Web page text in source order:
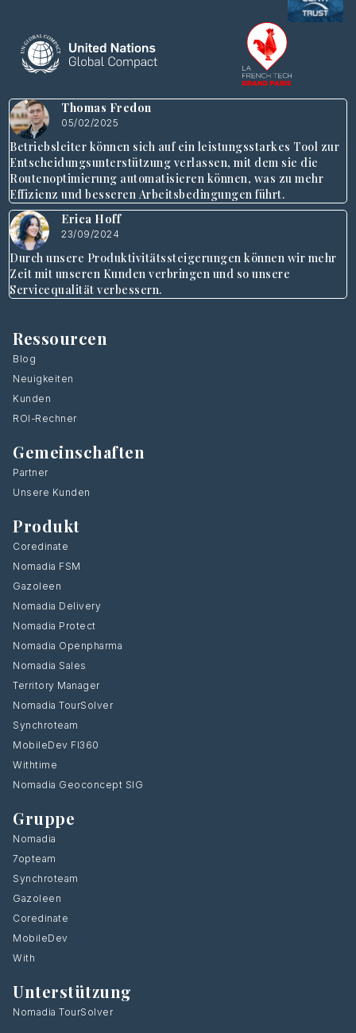
Thomas Fredon
05/02/2025
Betriebsleiter können sich auf ein leistungsstarkes Tool zur
Entscheidungsunterstützung verlassen, mit dem sie die
Routenoptimierung automatisieren können, was zu mehr
Effizienz und besseren Arbeitsbedingungen führt.
Erica Hoff
23/09/2024
Durch unsere Produktivitätssteigerungen können wir mehr
Zeit mit unseren Kunden verbringen und so unsere
Servicequalität verbessern.
Ressourcen
Blog
Neuigkeiten
Kunden
ROI-Rechner
Gemeinschaften
Partner
Unsere Kunden
Produkt
Coredinate
Nomadia FSM
Gazoleen
Nomadia Delivery
Nomadia Protect
Nomadia Openpharma
Nomadia Sales
Territory Manager
Nomadia TourSolver
Synchroteam
MobileDev FI360
Withtime
Nomadia Geoconcept SIG
Gruppe
Nomadia
7opteam
Synchroteam
Gazoleen
Coredinate
MobileDev
With
Unterstützung
Nomadia TourSolver